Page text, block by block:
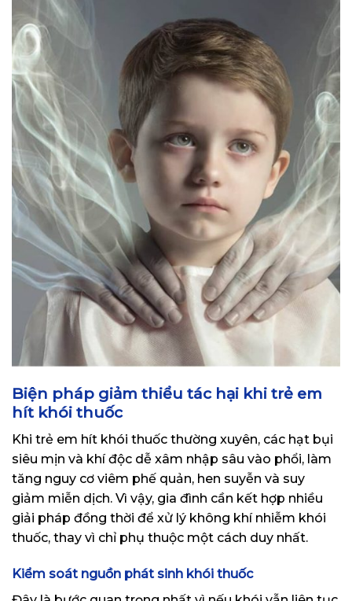
Biện pháp giảm thiểu tác hại khi trẻ em
hít khói thuốc
Khi trẻ em hít khói thuốc thường xuyên, các hạt bụi
siêu mịn và khí độc dễ xâm nhập sâu vào phổi, làm
tăng nguy cơ viêm phế quản, hen suyễn và suy
giảm miễn dịch. Vì vậy, gia đình cần kết hợp nhiều
giải pháp đồng thời để xử lý không khí nhiễm khói
thuốc, thay vì chỉ phụ thuộc một cách duy nhất.
Kiểm soát nguồn phát sinh khói thuốc